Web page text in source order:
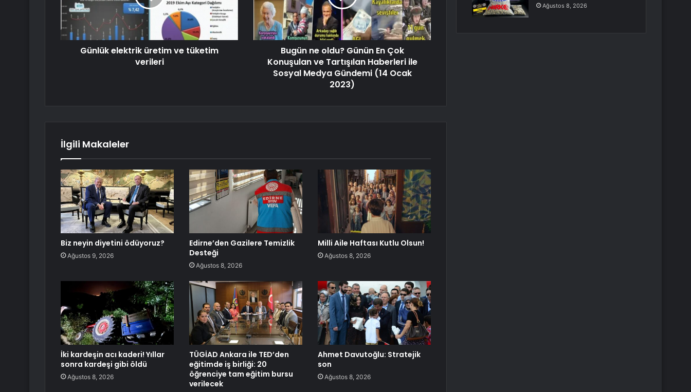
Günlük elektrik üretim ve tüketim
verileri
Bugün ne oldu? Günün En Çok
Konuşulan ve Tartışılan Haberleri ile
Sosyal Medya Gündemi (14 Ocak
2023)
İlgili Makaleler
Biz neyin diyetini ödüyoruz?
Ağustos 9, 2026
Edirne’den Gazilere Temizlik
Desteği
Ağustos 8, 2026
Milli Aile Haftası Kutlu Olsun!
Ağustos 8, 2026
İki kardeşin acı kaderi! Yıllar
sonra kardeşi gibi öldü
Ağustos 8, 2026
TÜGİAD Ankara ile TED’den
eğitimde iş birliği: 20
öğrenciye tam eğitim bursu
verilecek
Ahmet Davutoğlu: Stratejik
son
Ağustos 8, 2026
Ağustos 8, 2026